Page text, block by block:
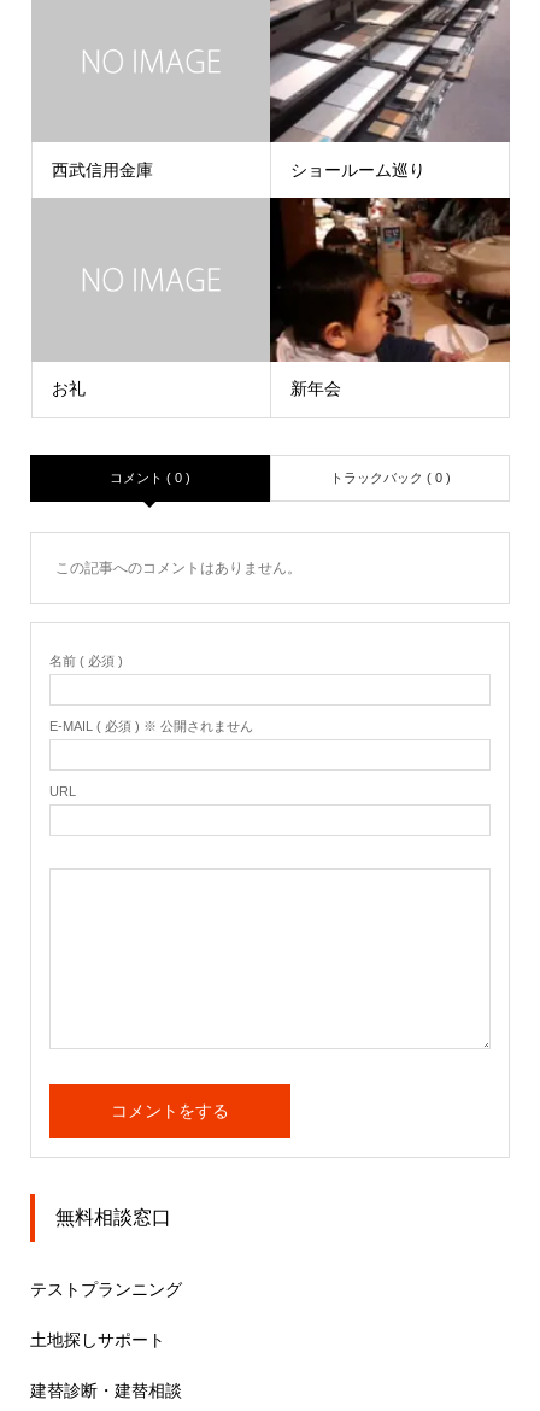
西武信用金庫 ショールーム巡り
お礼 新年会
コメント ( 0 ) トラックバック ( 0 )
この記事へのコメントはありません。
名前 ( 必須 )
E-MAIL ( 必須 ) ※ 公開されません
URL
無料相談窓口
テストプランニング
土地探しサポート
建替診断・建替相談